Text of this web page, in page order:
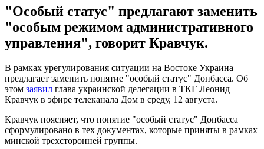
"Особый статус" предлагают заменить
"особым режимом административного
управления", говорит Кравчук.
В рамках урегулирования ситуации на Востоке Украина
предлагает заменить понятие "особый статус" Донбасса. Об
этом заявил глава украинской делегации в ТКГ Леонид
Кравчук в эфире телеканала Дом в среду, 12 августа.
Кравчук поясняет, что понятие "особый статус" Донбасса
сформулировано в тех документах, которые приняты в рамках
минской трехсторонней группы.